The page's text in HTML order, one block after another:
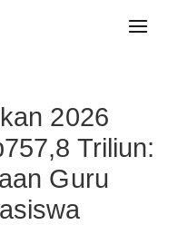
2026
Triliun:
Guru